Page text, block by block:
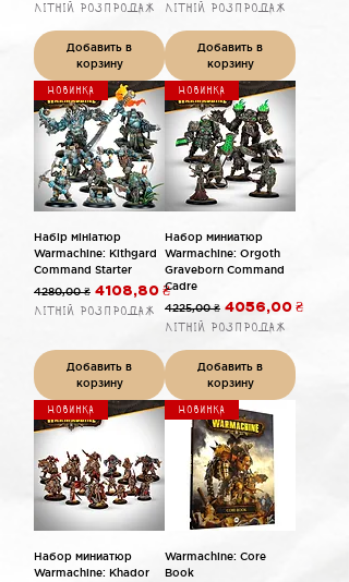
Літній розпродаж
Добавить в
корзину
Літній розпродаж
Добавить в
корзину
Новинка
Набір мініатюр
Warmachine: Kithgard
Command Starter
Обычная цена
4280,00 ₴ Цена со скидкой
4108,80 ₴
Літній розпродаж
Добавить в
корзину
Новинка
Набор миниатюр
Warmachine: Orgoth
Graveborn Command
Cadre
Обычная цена
4225,00 ₴ Цена со
4056,00 ₴
Літній розпродаж
Добавить в
корзину
Новинка
Набор миниатюр
Warmachine: Khador
Новинка
Warmachine: Core
Book